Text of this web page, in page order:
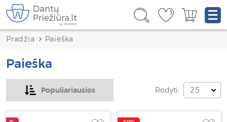
Pradžia Paieška
Paieška
Populiariausios Rodyti: 25